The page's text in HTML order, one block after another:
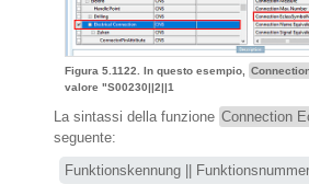
Figura 5.1122. In questo esempio,
valore "S00230||2||1
La sintassi della funzione Connection
seguente:
Funktionskennung ||